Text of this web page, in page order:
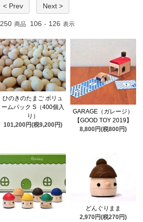
< Prev Next >
250 商品 106 - 126 表示
ひのきのたまご ボリュ
ームパック S（400個入
り）
101,200円(税9,200円)
GARAGE（ガレージ）
【GOOD TOY 2019】
8,800円(税800円)
どんぐりまま
2,970円(税270円)